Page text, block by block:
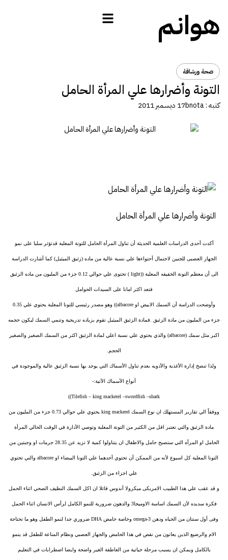
هوانم
صحة ورشاقة
التونة وأضرارها علي المرأة الحامل
كتبه :bnota17 ديسمبر 2011
التونة وأضرارها علي المرأة الحامل
أكدت أحدى الدراسات العلمية الحديثة أن تناول المرأة الحامل للتونة المعلبة قدتؤثر سلبا على نمو
الجهاز العصبى للجنين لاحتمال أحتواءها علي نسبة عالية من ماده (زئبق الميثيل) كما أشارت الدراسة
الى أن معظم التونة الخفيفه المعلبة ((light ) تحتوى علي حوالي 0.12 جزء من المليون من ماده الزئبق
فتعد اكثر امانا على السيدات الحوامل
وأوضحت الدراسة أن السمك الابيض او albacore)) وهو مصدر رئيسي للتونا المعلبة يحتوي علي 0.35
جزء من المليون من مادة الزئبق .فمادة الزئبق الميثيل تقوم بزياده تدريجية وتنمي السمك ليكون حجمه
اكبر مثل سمك (albacore) والذي يحتوي علي نسبة اعلي لمادة الزئبق اكثر من السمك الصغير والصغير
الحجم.
ولذا تنصح إدارة الأغذية والأدويه بعدم تناول الأسماك التي يوجد بها نسبة الزئبق عالية والموجودة في
أنواع الأسماك الأتية:-
Tilefish – king mackerel –swordfish –shark))
ووفقاً الي تقارير المستهلك ان نوع السمك king mackerel يحتوي علي حوالي 0.73 جزء من المليون من
مادة الزئبق والتي تعتبر اقل من الكثير من التونة المعلبة وتوصي الأدارة في الوقت الحالي المرأة
الحامل او المرأه التي ستصبح حامل والاطفال ان يتناولوا كمية لا تزيد عن 28.35 جرمات او وجبتين من
التونا المعلبة كل اسبوع لأنه من الممكن أن تحتوي أحدهما علي التونا البيضاء او albacore والتي تحتوي
علي اجزاء من الزئبق.
و قد عقب علي هذا الطبيب الامريكى ميكرولا أندوس قائلا ان اكل السمك النظيف الصحي اثناء الحمل
فكرة سديده لأن السمك اساسة الاوميجا3 والدهون ضرورية للنمو الكامل لرأس الانسان اثناء الحمل
وفى أول سنتان من الحياه ودهن omega-3 وخاصة حامض DHA ضروري جدا لنمو الطفل وهو ما تحتاجة
الام والرضيع الذين يعانون من نقص في هذا الحامض والجهاز العصبي ونظام المناعة للطفل قد ينمو
بالكامل ويمكن ان يسبب مرحلة حياتية من العاطفة الغير واضحة وايضا اضطرابات في التعليم